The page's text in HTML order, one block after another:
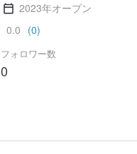
2023年オープン
0.0 (0)
フォロワー数
0